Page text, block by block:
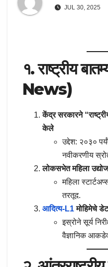
JUL 30, 2025
१. राष्ट्रीय
News)
केंद्र सरकारने
केले
उद्देश: २०३०
नवीकरणीय
लोकसभेत महिला
महिला
तरतूद.
आदित्य-L1मोहिमेचे
इस्रोने सूर्य
वैज्ञानिक